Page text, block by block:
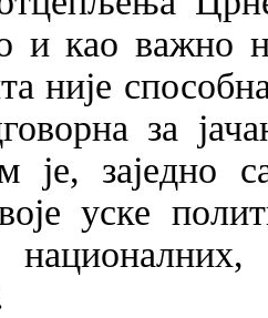
и као важно
није
за
заједно
уске